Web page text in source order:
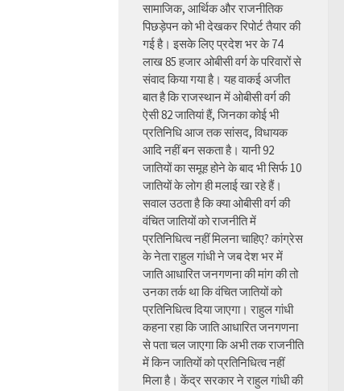
सामाजिक, आर्थिक और राजनीतिक
पिछड़ेपन को भी देखकर रिपोर्ट तैयार की
गई है। इसके लिए प्रदेश भर के 74
लाख 85 हजार ओबीसी वर्ग के परिवारों से
संवाद किया गया है। यह वाकई अजीत
बात है कि राजस्थान में ओबीसी वर्ग की
ऐसी 82 जातियां हैं, जिनका कोई भी
प्रतिनिधि आज तक सांसद, विधायक
आदि नहीं बन सकता है। यानी 92
जातियों का समूह होने के बाद भी सिर्फ 10
जातियों के लोग ही मलाई खा रहे हैं।
सवाल उठता है कि क्या ओबीसी वर्ग की
वंचित जातियों को राजनीति में
प्रतिनिधित्व नहीं मिलना चाहिए? कांग्रेस
के नेता राहुल गांधी ने जब देश भर में
जाति आधारित जनगणना की मांग की तो
उनका तर्क था कि वंचित जातियों को
प्रतिनिधित्व दिया जाएगा। राहुल गांधी
कहना रहा कि जाति आधारित जनगणना
से पता चल जाएगा कि अभी तक राजनीति
में किन जातियों को प्रतिनिधित्व नहीं
मिला है। केंद्र सरकार ने राहुल गांधी की